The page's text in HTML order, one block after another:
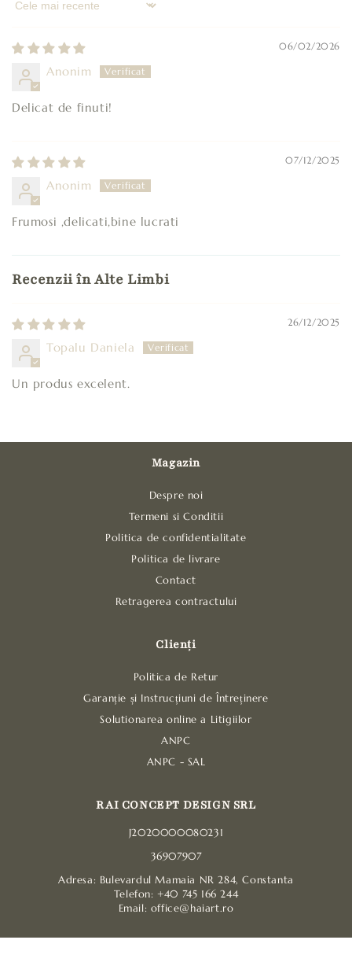
f
r
t
â
n
Sort by
06/02/2026
Anonim
Delicat de finuti!
07/12/2025
Anonim
Frumosi ,delicati,bine lucrati
Recenzii în Alte Limbi
26/12/2025
Topalu Daniela
Un produs excelent.
Magazin
Despre noi
Termeni si Conditii
Politica de confidentialitate
Politica de livrare
Contact
Retragerea contractului
Clienți
Politica de Retur
Garanție și Instrucțiuni de Întreținere
Solutionarea online a Litigiilor
ANPC
ANPC - SAL
RAI CONCEPT DESIGN SRL
J2020000080231
36907907
Adresa: Bulevardul Mamaia NR 284, Constanta
Telefon: +40 745 166 244
Email: office@haiart.ro